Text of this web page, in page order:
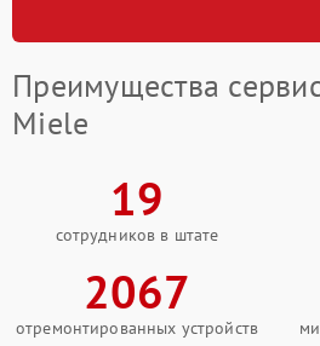
Преимущества
Miele
19
сотрудников в штате
2067
отремонтированных устройств